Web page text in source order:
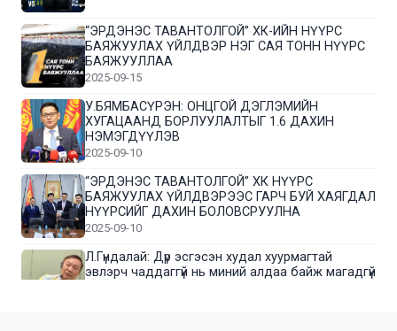
“ЭРДЭНЭС ТАВАНТОЛГОЙ” ХК-ИЙН НҮҮРС
БАЯЖУУЛАХ ҮЙЛДВЭР НЭГ САЯ ТОНН НҮҮРС
БАЯЖУУЛЛАА
2025-09-15
У.БЯМБАСҮРЭН: ОНЦГОЙ ДЭГЛЭМИЙН
ХУГАЦААНД БОРЛУУЛАЛТЫГ 1.6 ДАХИН
НЭМЭГДҮҮЛЭВ
2025-09-10
“ЭРДЭНЭС ТАВАНТОЛГОЙ” ХК НҮҮРС
БАЯЖУУЛАХ ҮЙЛДВЭРЭЭС ГАРЧ БУЙ ХАЯГДАЛ
НҮҮРСИЙГ ДАХИН БОЛОВСРУУЛНА
2025-09-10
Л.Гүндалай: Дүр эсгэсэн худал хуурмагтай
эвлэрч чаддаггүй нь миний алдаа байж магадгүй